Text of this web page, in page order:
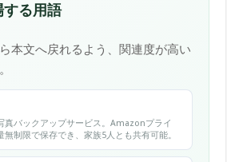
する用語
本文へ戻れるよう、関連度が高い
真バックアップサービス。Amazonプライ
無制限で保存でき、家族5人とも共有可能。